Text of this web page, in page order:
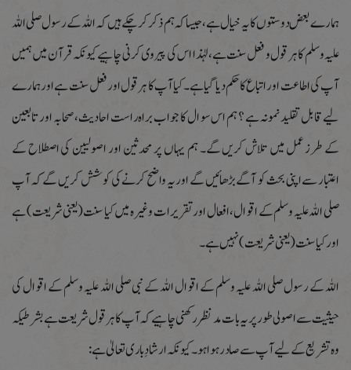
ہمارے بعض دوستوں کا یہ خیال ہے،جیسا کہ ہم ذکر کر چکے ہیں کہ اللہ کے رسول صلی اللہ
علیہ وسلم کا ہر قول و فعل سنت ہے،لہٰذا اس کی پیروی کرنی چاہیےکیونکہ قرآن میں ہمیں
آپ کی اطاعت اور اتباع کا حکم دیا گیا ہے۔کیا آپ کا ہر قول اور فعل سنت ہے اور ہمارے
لیے قابل تقلید نمونہ ہے ؟ ہم اس سوال کا جواب براہ راست احادیث،صحابہ اور تابعین
کے طرز عمل میں تلاش کریں گے۔ ہم یہاں پر محدثین اور اصولیین کی اصطلاح کے
اعتبار سے اپنی بحث کو آگے بڑھائیں گے اور یہ واضح کرنے کی کوشش کریں گے کہ آپ
صلی اللہ علیہ وسلم کے اقوال،افعال اور تقریرات وغیرہ میں کیا سنت(یعنی شریعت) ہے
اور کیا سنت(یعنی شریعت) نہیں ہے۔
اللہ کے رسول صلی اللہ علیہ وسلم کے اقوال اللہ کے نبی صلی اللہ علیہ وسلم کے اقوال کی
حیثیت سے اصولی طور پر یہ بات مدنظر رکھنی چاہیے کہ آپ کا ہر قول شریعت ہے بشرطیکہ
وہ تشریع کے لیے آپ سے صادر ہوا ہو۔ کیونکہ ارشادِ باری تعالیٰ ہے: